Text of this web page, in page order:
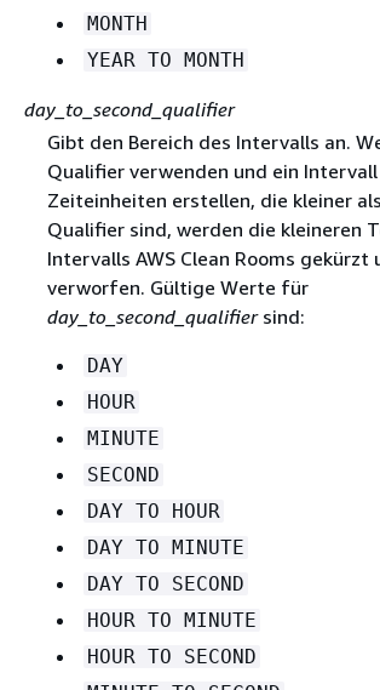
MONTH
YEAR TO MONTH
day_to_second_qualifier
Gibt den Bereich des Intervalls an.
Qualifier verwenden und ein
Zeiteinheiten erstellen, die kleiner
Qualifier sind, werden die kleineren
Intervalls AWS Clean Rooms gekürzt
verworfen. Gültige Werte für
day_to_second_qualifiersind:
DAY
HOUR
MINUTE
SECOND
DAY TO HOUR
DAY TO MINUTE
DAY TO SECOND
HOUR TO MINUTE
HOUR TO SECOND